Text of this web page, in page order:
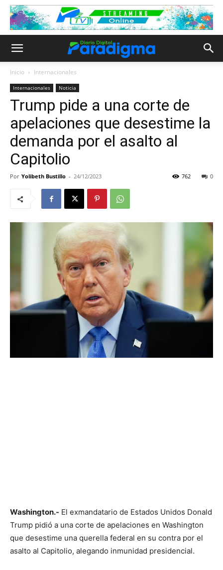
Inicio Internacionales
Internacionales Noticia
Trump pide a una corte de
apelaciones que desestime la
demanda por el asalto al
Capitolio
Por Yolibeth Bustillo - 24/12/2023 0
762
Washington.- El exmandatario de Estados Unidos Donald
Trump pidió a una corte de apelaciones en Washington
que desestime una querella federal en su contra por el
asalto al Capitolio, alegando inmunidad presidencial.